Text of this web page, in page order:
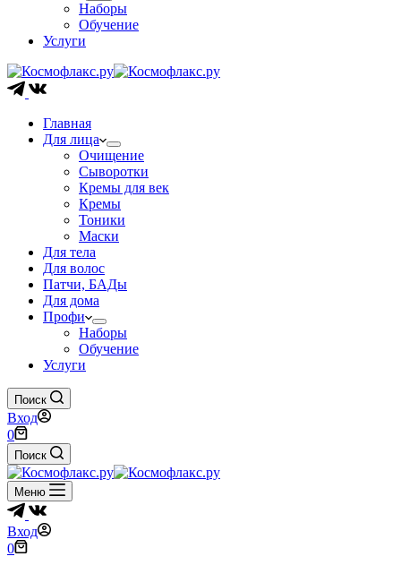
Наборы
Обучение
Услуги
Главная
Для лица
Очищение
Сыворотки
Кремы для век
Кремы
Тоники
Маски
Для тела
Для волос
Патчи, БАДы
Для дома
Профи
Наборы
Обучение
Услуги
Поиск
Вход
Корзина
0
Поиск
Меню
Вход
Корзина
0